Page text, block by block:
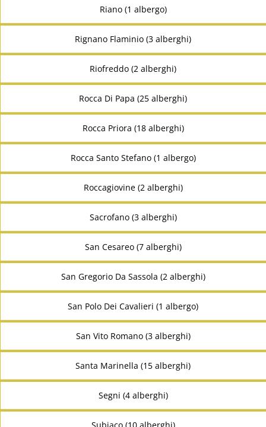
Riano (1 albergo)
Rignano Flaminio (3 alberghi)
Riofreddo (2 alberghi)
Rocca Di Papa (25 alberghi)
Rocca Priora (18 alberghi)
Rocca Santo Stefano (1 albergo)
Roccagiovine (2 alberghi)
Sacrofano (3 alberghi)
San Cesareo (7 alberghi)
San Gregorio Da Sassola (2 alberghi)
San Polo Dei Cavalieri (1 albergo)
San Vito Romano (3 alberghi)
Santa Marinella (15 alberghi)
Segni (4 alberghi)